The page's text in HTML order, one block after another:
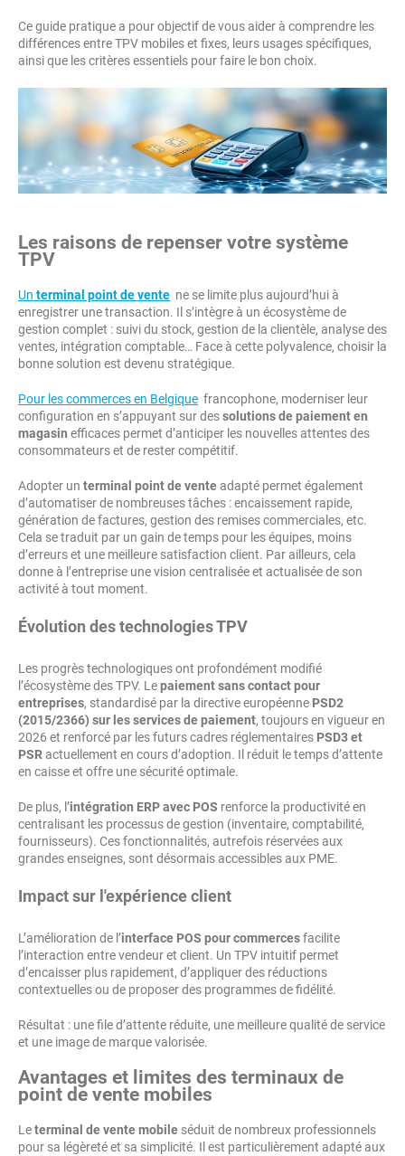
Ce guide pratique a pour objectif de vous aider à comprendre les
différences entre TPV mobiles et fixes, leurs usages spécifiques,
ainsi que les critères essentiels pour faire le bon choix.
Les raisons de repenser votre système
TPV
Un terminal point de vente ne se limite plus aujourd’hui à
enregistrer une transaction. Il s’intègre à un écosystème de
gestion complet : suivi du stock, gestion de la clientèle, analyse des
ventes, intégration comptable… Face à cette polyvalence, choisir la
bonne solution est devenu stratégique.
Pour les commerces en Belgique francophone, moderniser leur
configuration en s’appuyant sur dessolutions de paiement en
magasin efficaces permet d’anticiper les nouvelles attentes des
consommateurs et de rester compétitif.
Adopter un terminal point de venteadapté permet également
d’automatiser de nombreuses tâches : encaissement rapide,
génération de factures, gestion des remises commerciales, etc.
Cela se traduit par un gain de temps pour les équipes, moins
d’erreurs et une meilleure satisfaction client. Par ailleurs, cela
donne à l’entreprise une vision centralisée et actualisée de son
activité à tout moment.
Évolution des technologies TPV
Les progrès technologiques ont profondément modifié
l’écosystème des TPV. Lepaiement sans contact pour
entreprises, standardisé par la directive européenne PSD2
(2015/2366) sur les services de paiement, toujours en vigueur en
2026 et renforcé par les futurs cadres réglementaires PSD3 et
PSRactuellement en cours d’adoption. Il réduit le temps d’attente
en caisse et offre une sécurité optimale.
De plus, l’intégration ERP avec POS renforce la productivité en
centralisant les processus de gestion (inventaire, comptabilité,
fournisseurs). Ces fonctionnalités, autrefois réservées aux
grandes enseignes, sont désormais accessibles aux PME.
Impact sur l'expérience client
L’amélioration de l’interface POS pour commercesfacilite
l’interaction entre vendeur et client. Un TPV intuitif permet
d’encaisser plus rapidement, d’appliquer des réductions
contextuelles ou de proposer des programmes de fidélité.
Résultat : une file d’attente réduite, une meilleure qualité de service
et une image de marque valorisée.
Avantages et limites des terminaux de
point de vente mobiles
Leterminal de vente mobile séduit de nombreux professionnels
pour sa légèreté et sa simplicité. Il est particulièrement adapté aux